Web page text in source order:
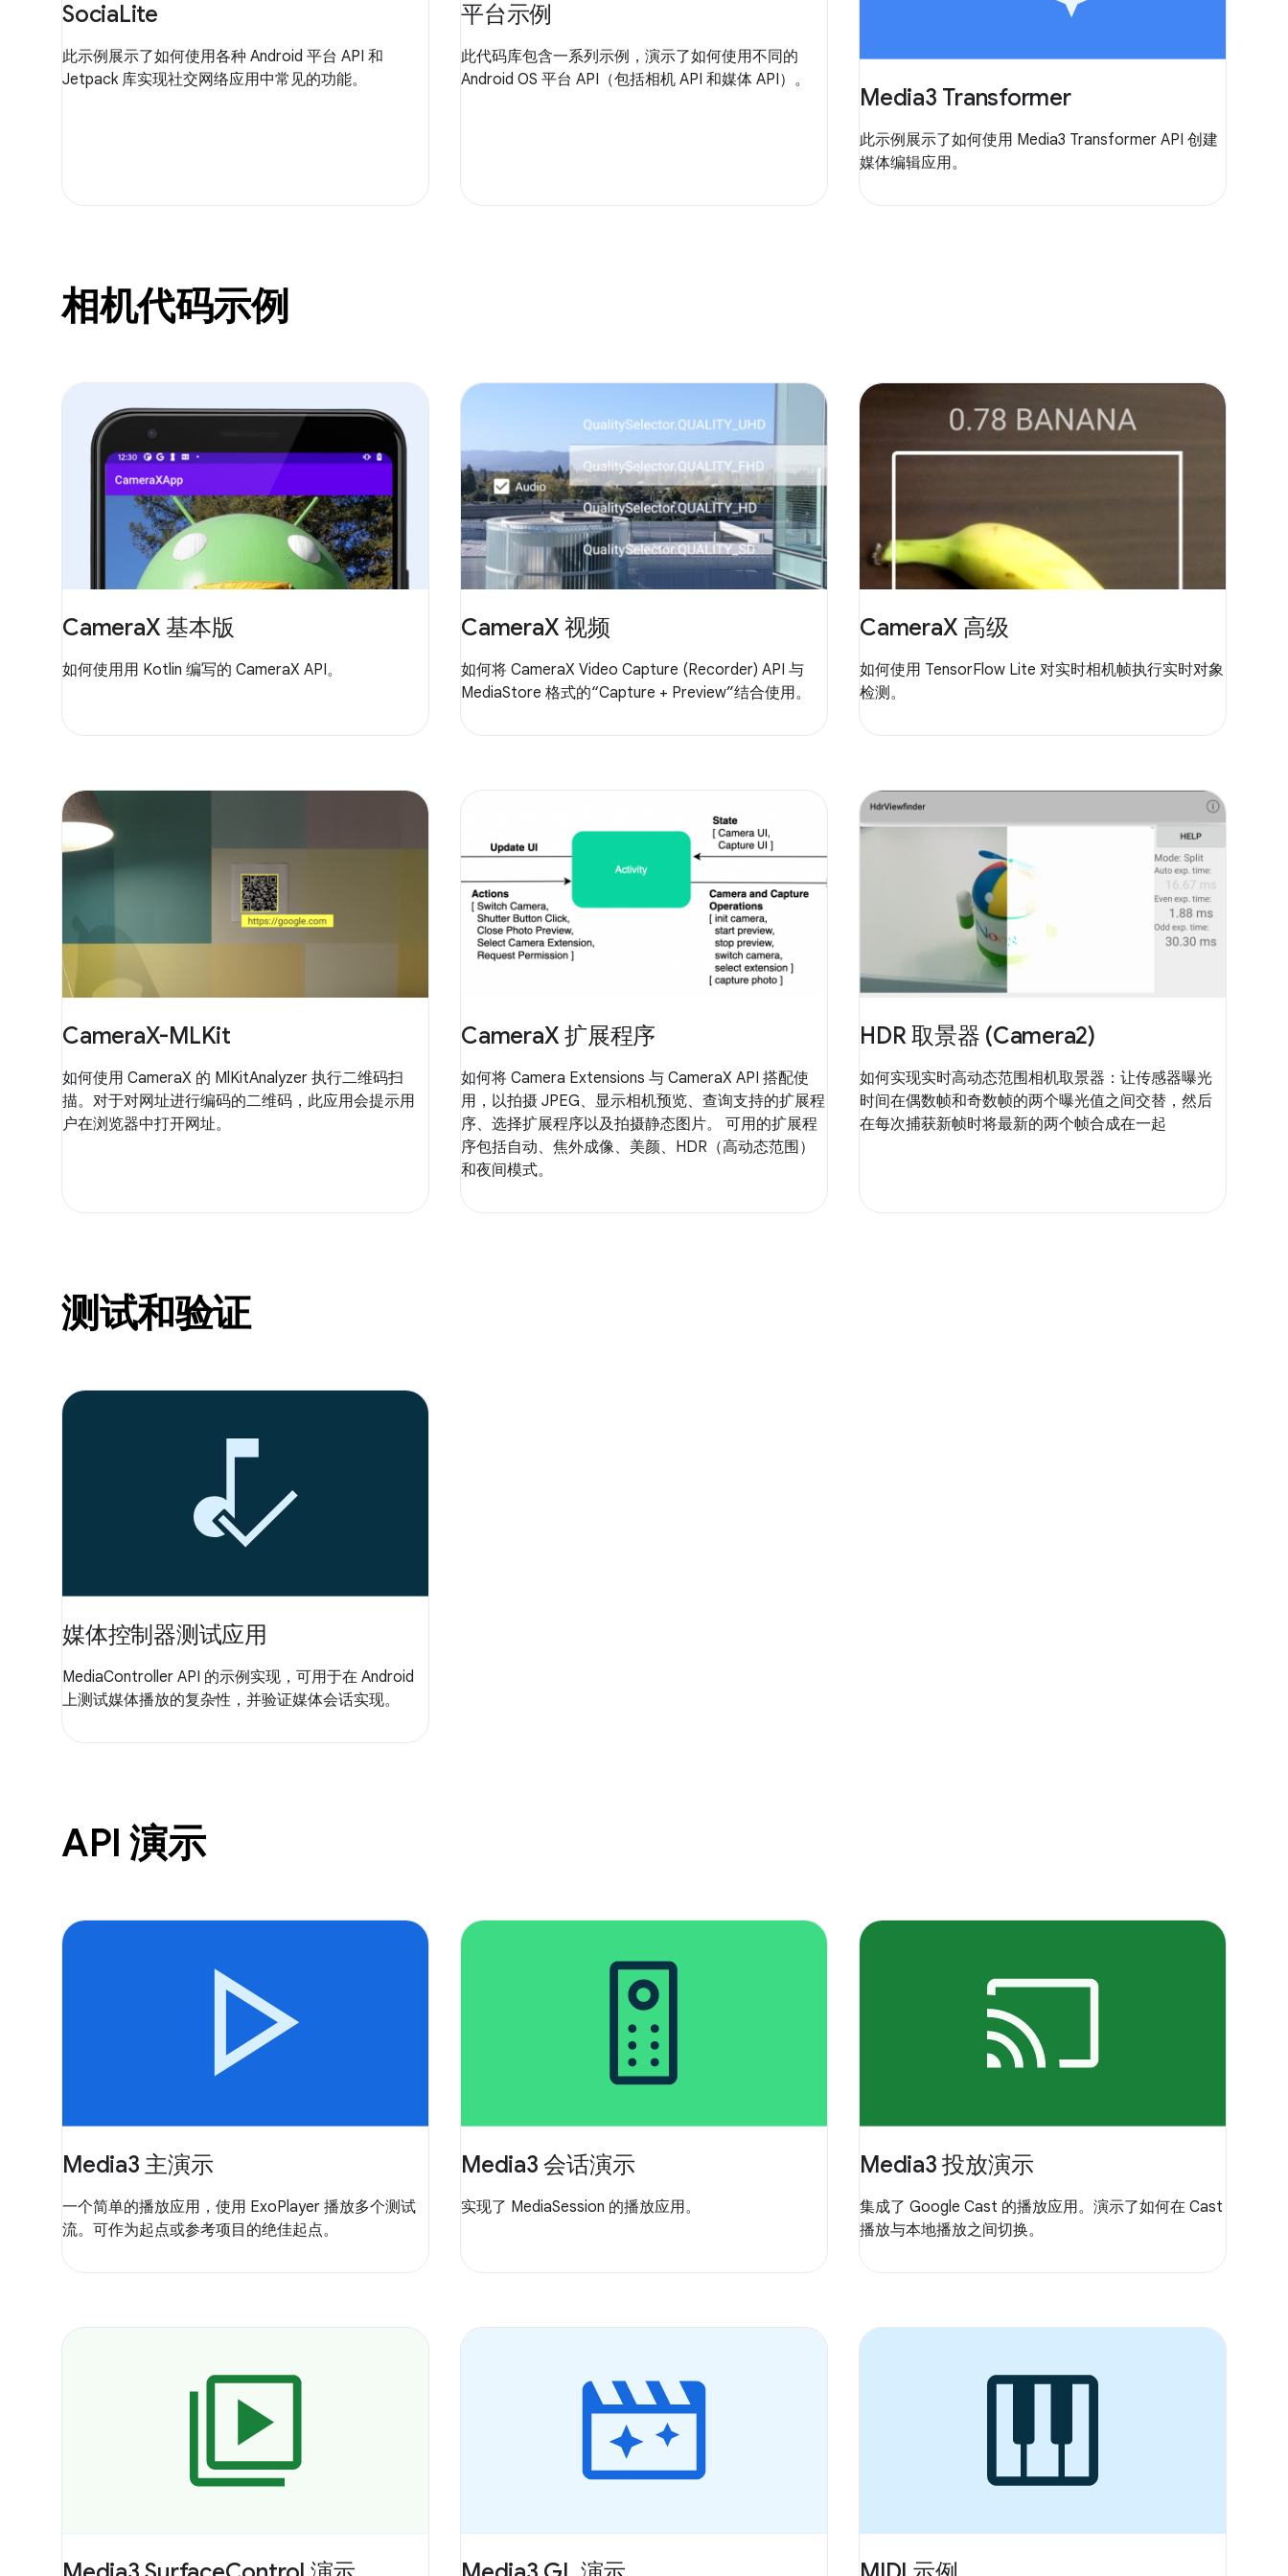
SociaLite
此示例展示了如何使用各种 Android 平台 API 和
Jetpack 库实现社交网络应用中常见的功能。
平台示例
此代码库包含一系列示例，演示了如何使用不同的
Android OS 平台 API（包括相机 API 和媒体 API）。
Media3 Transformer
此示例展示了如何使用 Media3 Transformer API 创建
媒体编辑应用。
相机代码示例
CameraX 基本版
如何使用用 Kotlin 编写的 CameraX API。
CameraX 视频
如何将 CameraX Video Capture (Recorder) API 与
MediaStore 格式的“Capture + Preview”结合使用。
CameraX 高级
如何使用 TensorFlow Lite 对实时相机帧执行实时对象
检测。
CameraX-MLKit
如何使用 CameraX 的 MlKitAnalyzer 执行二维码扫
描。对于对网址进行编码的二维码，此应用会提示用
户在浏览器中打开网址。
CameraX 扩展程序
如何将 Camera Extensions 与 CameraX API 搭配使
用，以拍摄 JPEG、显示相机预览、查询支持的扩展程
序、选择扩展程序以及拍摄静态图片。 可用的扩展程
序包括自动、焦外成像、美颜、HDR（高动态范围）
和夜间模式。
HDR 取景器 (Camera2)
如何实现实时高动态范围相机取景器：让传感器曝光
时间在偶数帧和奇数帧的两个曝光值之间交替，然后
在每次捕获新帧时将最新的两个帧合成在一起
测试和验证
媒体控制器测试应用
MediaController API 的示例实现，可用于在 Android
上测试媒体播放的复杂性，并验证媒体会话实现。
API 演示
Media3 主演示
一个简单的播放应用，使用 ExoPlayer 播放多个测试
流。可作为起点或参考项目的绝佳起点。
Media3 会话演示
实现了 MediaSession 的播放应用。
Media3 投放演示
集成了 Google Cast 的播放应用。演示了如何在 Cast
播放与本地播放之间切换。